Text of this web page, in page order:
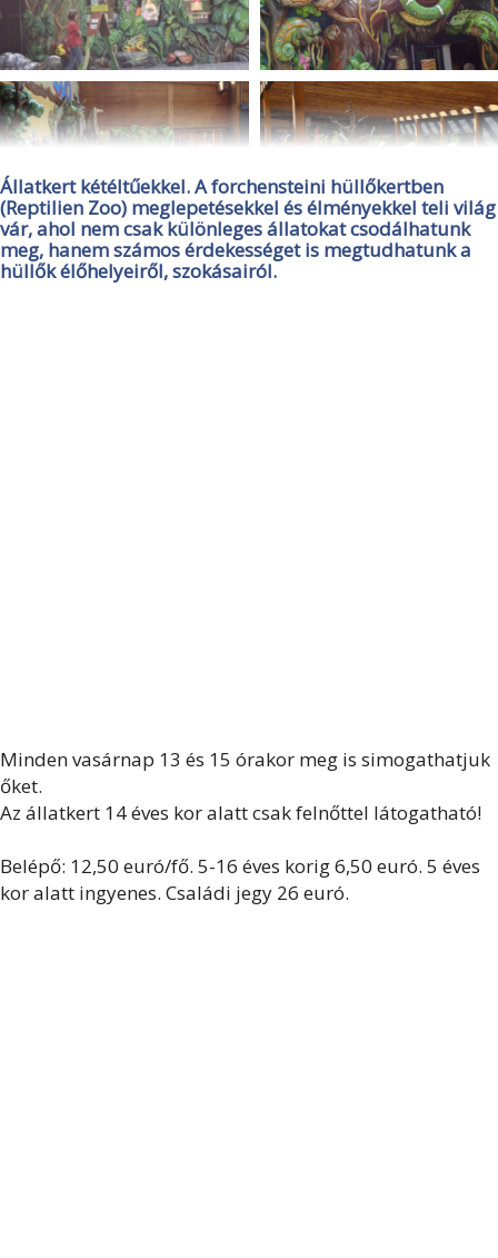
Állatkert kétéltűekkel. A forchensteini hüllőkertben
(Reptilien Zoo) meglepetésekkel és élményekkel teli világ
vár, ahol nem csak különleges állatokat csodálhatunk
meg, hanem számos érdekességet is megtudhatunk a
hüllők élőhelyeiről, szokásairól.
Minden vasárnap 13 és 15 órakor meg is simogathatjuk
őket.
Az állatkert 14 éves kor alatt csak felnőttel látogatható!
Belépő: 12,50 euró/fő. 5-16 éves korig 6,50 euró. 5 éves
kor alatt ingyenes. Családi jegy 26 euró.